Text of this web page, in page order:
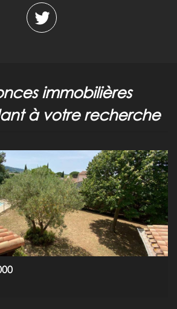
à votre recherche